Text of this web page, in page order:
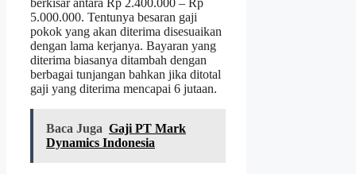
5.000.000. Tentunya besaran gaji
pokok yang akan diterima disesuaikan
dengan lama kerjanya. Bayaran yang
diterima biasanya ditambah dengan
berbagai tunjangan bahkan jika ditotal
gaji yang diterima mencapai 6 jutaan.
Baca Juga Gaji PT Mark
Dynamics Indonesia